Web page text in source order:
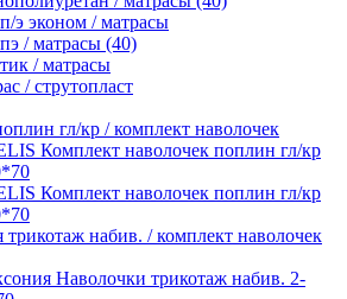
э эконом / матрасы
/ матрасы (40)
/ матрасы
/ струтопласт
гл/кр / комплект наволочек
Комплект наволочек поплин гл/кр
Комплект наволочек поплин гл/кр
набив. / комплект наволочек
Наволочки трикотаж набив. 2-